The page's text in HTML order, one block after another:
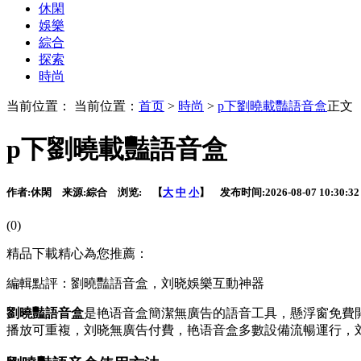
休閑
娛樂
綜合
探索
時尚
当前位置： 当前位置： 首页 > 時尚 > p下劉曉載豔語音盒正文
p下劉曉載豔語音盒
作者:休閑 来源:綜合 浏览: 【大 中 小】 发布时间:2026-08-07 10:30:32
(0)
精品下載精心為您推薦：
編輯點評：劉曉豔語音盒，刘晓娛樂互動神器
劉曉豔語音盒是艳语音盒簡潔無廣告的語音工具，懸浮窗免費
播放可重複，刘晓無廣告付費，艳语音盒多數設備流暢運行